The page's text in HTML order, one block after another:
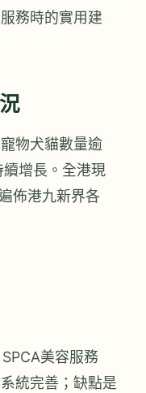
務時的實用建
物犬貓數量逾
增長。全港現
佈港九新界各
美容服務
統完善；缺點是